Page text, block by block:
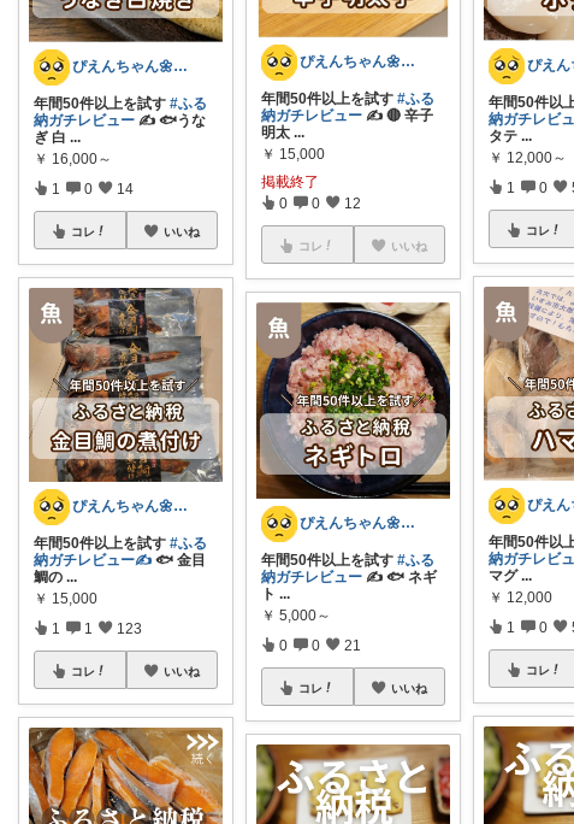
ぴえんちゃん🌼爆買い比較ママ
年間50件以上を試す #ふる
納ガチレビュー ✍️ 🐟うな
ぎ 白 ...
￥ 16,000～
1 0 14
コレ いいね
ぴえんちゃん🌼爆買い比較ママ
年間50件以上を試す #ふる
納ガチレビュー✍️ 🐟️ 金目
鯛の ...
￥ 15,000
1 1 123
コレ いいね
ぴえんちゃん🌼爆買い比較ママ
年間50件以上を試す#ふる
納ガチレビュー ✍️ 🔴 辛子
明太 ...
￥ 15,000
掲載終了
0 0 12
コレ いいね
ぴえんちゃん🌼爆買い比較ママ
年間50件以上を試す#ふる
納ガチレビュー ✍️ 🐟️ ネギ
ト ...
￥ 5,000～
0 0 21
コレ いいね
年間50件以
納ガチレビ
タテ ...
￥ 12,000～
1 0
コレ
年間50件以
納ガチレビ
マグ ...
￥ 12,000
1 0
コレ